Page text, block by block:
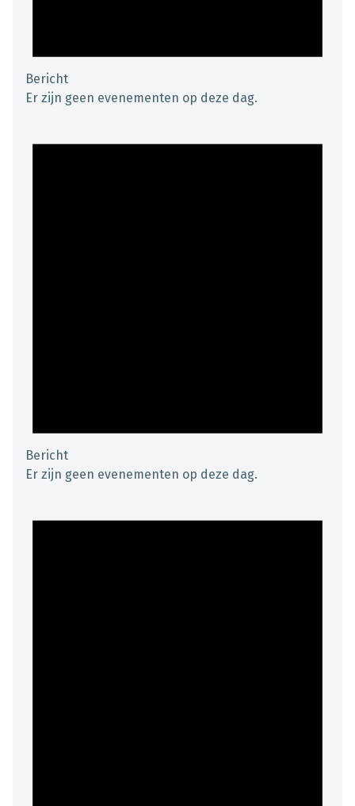
Bericht
Er zijn geen evenementen op deze dag.
Bericht
Er zijn geen evenementen op deze dag.